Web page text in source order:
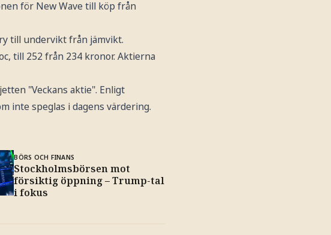
för New Wave till köp från
till undervikt från jämvikt.
till 252 från 234 kronor. Aktierna
"Veckans aktie". Enligt
inte speglas i dagens värdering.
BÖRS OCH FINANS
Stockholmsbörsen mot
försiktig öppning – Trump-tal
i fokus